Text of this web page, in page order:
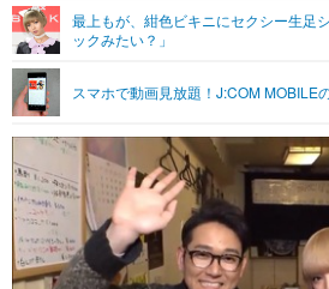
グラビア
ショッピング
その他
プッシュ通知の停止方法
最上もが、紺色ビキニにセクシー生足
ックみたい？」
スマホで動画見放題！J:COM MOBILE